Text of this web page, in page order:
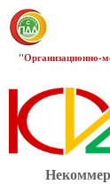
"Организационно-